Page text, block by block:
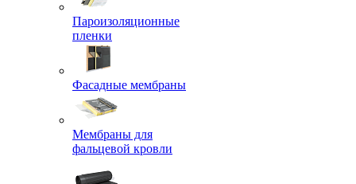
Пароизоляционные
пленки
Фасадные мембраны
Мембраны для
фальцевой кровли